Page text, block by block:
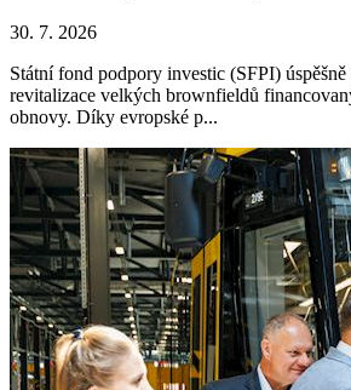
30. 7. 2026
Státní fond podpory investic (SFPI)
revitalizace velkých brownfieldů
obnovy. Díky evropské p...